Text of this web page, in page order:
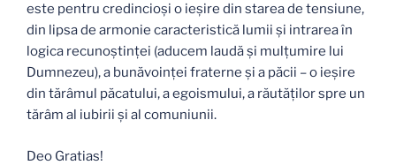
este pentru credincioși o ieșire din starea de tensiune,
din lipsa de armonie caracteristică lumii și intrarea în
logica recunoștinței (aducem laudă și mulțumire lui
Dumnezeu), a bunăvoinței fraterne și a păcii – o ieșire
din tărâmul păcatului, a egoismului, a răutăților spre un
tărâm al iubirii și al comuniunii.
Deo Gratias!